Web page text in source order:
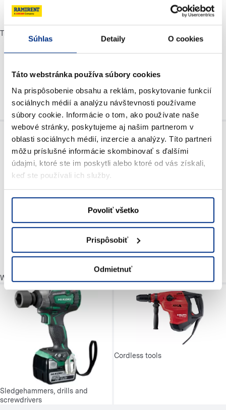
Súhlas Detaily O cookies
Táto webstránka používa súbory cookies
Na prispôsobenie obsahu a reklám, poskytovanie funkcií
sociálnych médií a analýzu návštevnosti používame
súbory cookie. Informácie o tom, ako používate naše
webové stránky, poskytujeme aj našim partnerom v
oblasti sociálnych médií, inzercie a analýzy. Títo partneri
môžu príslušné informácie skombinovať s ďalšími
údajmi, ktoré ste im poskytli alebo ktoré od vás získali,
keď ste používali ich služby.
Povoliť všetko
Prispôsobiť
Odmietnuť
Trailers
Chute pails
Winches
Welding machines and welding
Sledgehammers, drills and
screwdrivers
Cordless tools